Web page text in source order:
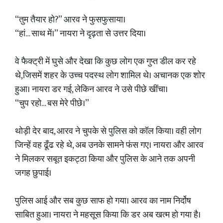
“तुम तैयार हो?” आरव ने फुसफुसाया।
“हां… साथ में।” नायरा ने दृढ़ता से उत्तर दिया।
वे फैक्ट्री में घुसे और देखा कि कुछ लोग एक गुप्त डील कर रहे
थे,जिसमें शहर के उच्च पदस्थ लोग शामिल थे। अचानक एक शोर
हुआ। नायरा डर गई, लेकिन आरव ने उसे पीछे खींचा।
“चुप रहो… बस मेरे पीछे।”
थोड़ी देर बाद, आरव ने चुपके से पुलिस को कॉल किया। वही लोग
जिन्हें वह ढूँढ रहे थे, अब उनके सामने फंस गए। नायरा और आरव
ने मिलकर सबूत इकट्ठा किया और पुलिस के आने तक अपनी
जगह छुपाई।
पुलिस आई और सब कुछ साफ हो गया। आरव का नाम निर्दोष
साबित हुआ। नायरा ने महसूस किया कि डर अब खत्म हो गया है।